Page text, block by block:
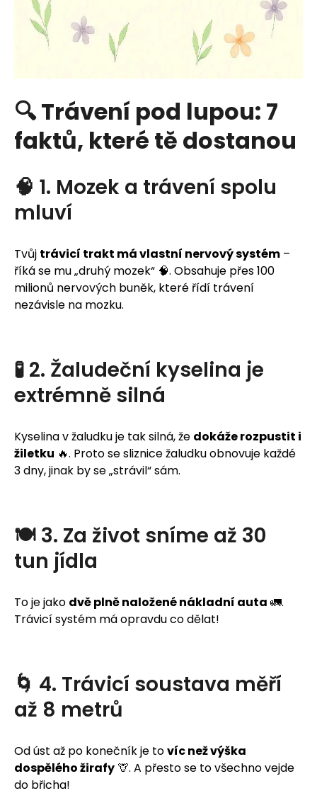
🔍 Trávení pod lupou: 7
faktů, které tě dostanou
🧠 1. Mozek a trávení spolu
mluví
Tvůj trávicí trakt má vlastní nervový systém –
říká se mu „druhý mozek“ 🧠. Obsahuje přes 100
milionů nervových buněk, které řídí trávení
nezávisle na mozku.
🧪 2. Žaludeční kyselina je
extrémně silná
Kyselina v žaludku je tak silná, že dokáže rozpustit i
žiletku 🔥. Proto se sliznice žaludku obnovuje každé
3 dny, jinak by se „strávil“ sám.
🍽️ 3. Za život sníme až 30
tun jídla
To je jako dvě plně naložené nákladní auta 🚛.
Trávicí systém má opravdu co dělat!
🌀 4. Trávicí soustava měří
až 8 metrů
Od úst až po konečník je tovíc než výška
dospělého žirafy 🦒. A přesto se to všechno vejde
do břicha!
r
u
č
j
e
e